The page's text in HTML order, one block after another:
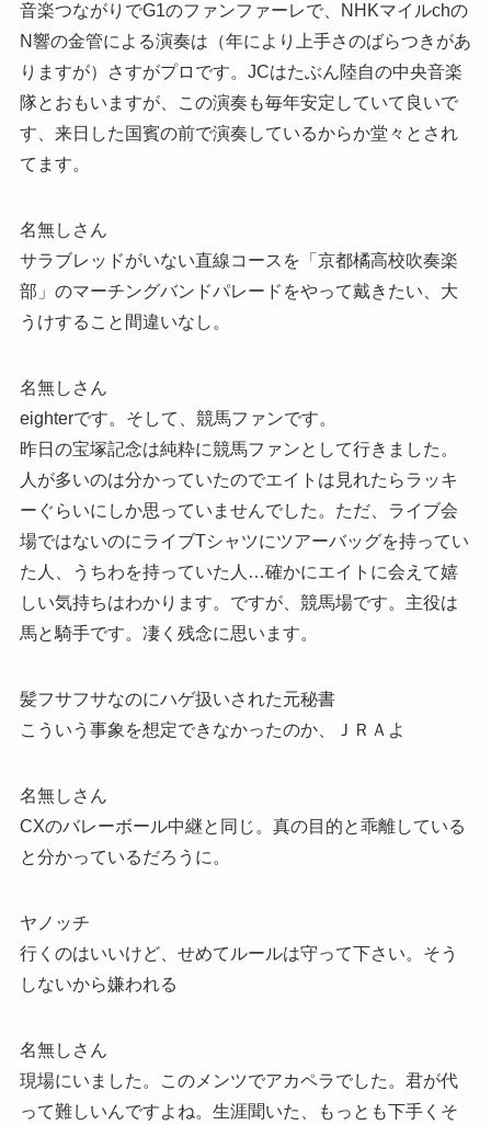
音楽つながりでG1のファンファーレで、NHKマイルchの
N響の金管による演奏は（年により上手さのばらつきがあ
りますが）さすがプロです。JCはたぶん陸自の中央音楽
隊とおもいますが、この演奏も毎年安定していて良いで
す、来日した国賓の前で演奏しているからか堂々とされ
てます。
名無しさん
サラブレッドがいない直線コースを「京都橘高校吹奏楽
部」のマーチングバンドパレードをやって戴きたい、大
うけすること間違いなし。
名無しさん
eighterです。そして、競馬ファンです。
昨日の宝塚記念は純粋に競馬ファンとして行きました。
人が多いのは分かっていたのでエイトは見れたらラッキ
ーぐらいにしか思っていませんでした。ただ、ライブ会
場ではないのにライブTシャツにツアーバッグを持ってい
た人、うちわを持っていた人…確かにエイトに会えて嬉
しい気持ちはわかります。ですが、競馬場です。主役は
馬と騎手です。凄く残念に思います。
髪フサフサなのにハゲ扱いされた元秘書
こういう事象を想定できなかったのか、ＪＲＡよ
名無しさん
CXのバレーボール中継と同じ。真の目的と乖離している
と分かっているだろうに。
ヤノッチ
行くのはいいけど、せめてルールは守って下さい。そう
しないから嫌われる
名無しさん
現場にいました。このメンツでアカペラでした。君が代
って難しいんですよね。生涯聞いた、もっとも下手くそ